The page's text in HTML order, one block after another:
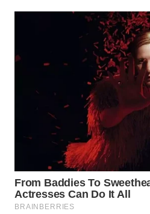
WN
SIMALUNGUN
LABUHANBATU
TENGAH
WN DELI